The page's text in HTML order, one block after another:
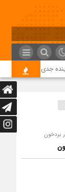
جدی نیست؟
بردخون